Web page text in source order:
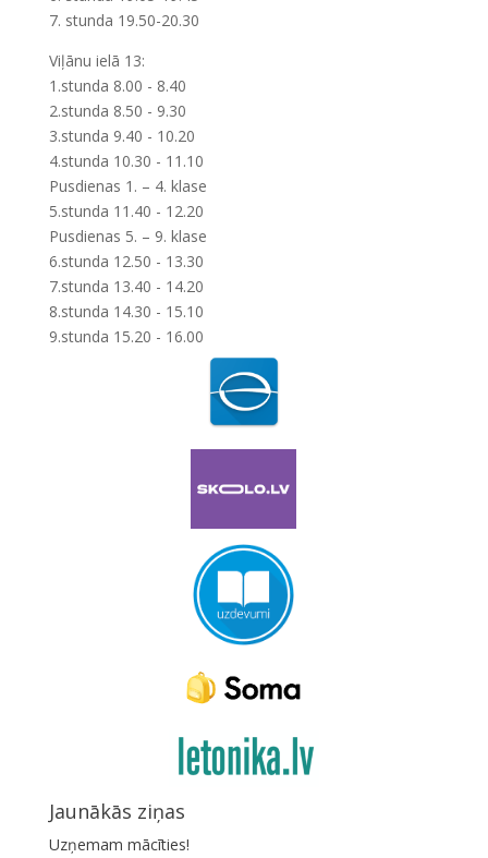
7. stunda 19.50-20.30
Viļānu ielā 13:
1.stunda 8.00 - 8.40
2.stunda 8.50 - 9.30
3.stunda 9.40 - 10.20
4.stunda 10.30 - 11.10
Pusdienas 1. – 4. klase
5.stunda 11.40 - 12.20
Pusdienas 5. – 9. klase
6.stunda 12.50 - 13.30
7.stunda 13.40 - 14.20
8.stunda 14.30 - 15.10
9.stunda 15.20 - 16.00
Jaunākās ziņas
Uzņemam mācīties!